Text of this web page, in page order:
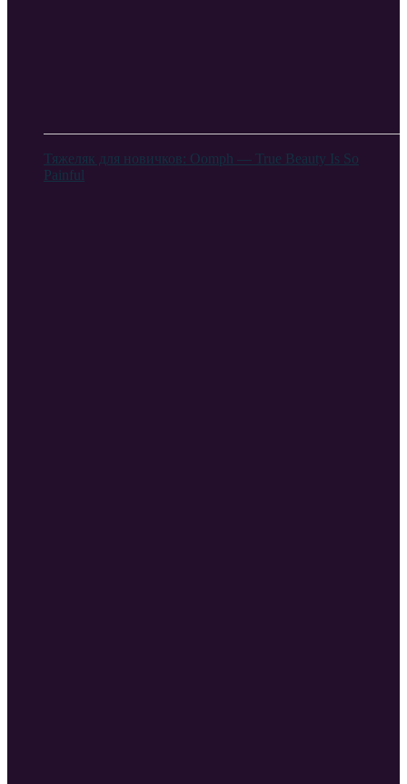
Тяжеляк для новичков: Oomph — True Beauty Is So
Painful